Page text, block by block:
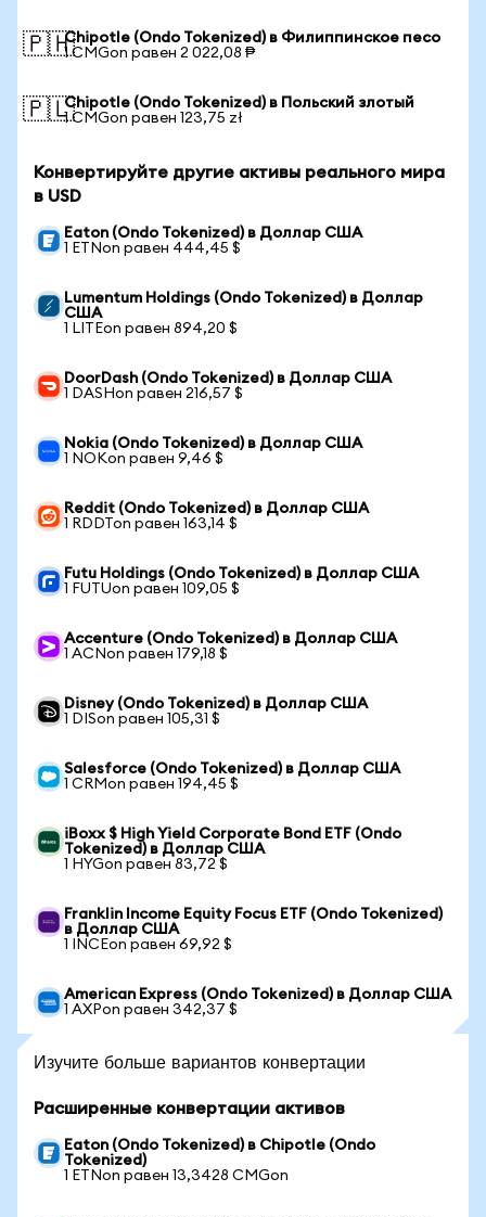
🇵🇭Chipotle (Ondo Tokenized) в Филиппинское песо
1 CMGon равен 2 022,08 ₱
🇵🇱Chipotle (Ondo Tokenized) в Польский злотый
1 CMGon равен 123,75 zł
Конвертируйте другие активы реального мира
в USD
Eaton (Ondo Tokenized) в Доллар США
1 ETNon равен 444,45 $
Lumentum Holdings (Ondo Tokenized) в Доллар
США
1 LITEon равен 894,20 $
DoorDash (Ondo Tokenized) в Доллар США
1 DASHon равен 216,57 $
Nokia (Ondo Tokenized) в Доллар США
1 NOKon равен 9,46 $
Reddit (Ondo Tokenized) в Доллар США
1 RDDTon равен 163,14 $
Futu Holdings (Ondo Tokenized) в Доллар США
1 FUTUon равен 109,05 $
Accenture (Ondo Tokenized) в Доллар США
1 ACNon равен 179,18 $
Disney (Ondo Tokenized) в Доллар США
1 DISon равен 105,31 $
Salesforce (Ondo Tokenized) в Доллар США
1 CRMon равен 194,45 $
iBoxx $ High Yield Corporate Bond ETF (Ondo
Tokenized) в Доллар США
1 HYGon равен 83,72 $
Franklin Income Equity Focus ETF (Ondo Tokenized)
в Доллар США
1 INCEon равен 69,92 $
American Express (Ondo Tokenized) в Доллар США
1 AXPon равен 342,37 $
Изучите больше вариантов конвертации
Расширенные конвертации активов
Eaton (Ondo Tokenized) в Chipotle (Ondo
Tokenized)
1 ETNon равен 13,3428 CMGon